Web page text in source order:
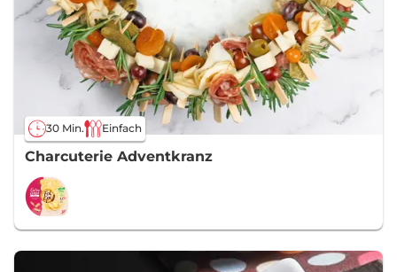
30 Min. Einfach
Charcuterie Adventkranz